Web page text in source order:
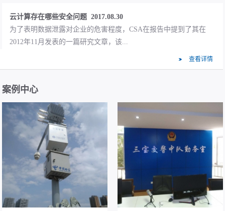
云计算存在哪些安全问题 2017.08.30
为了表明数据泄露对企业的危害程度，CSA在报告中提到了其在
2012年11月发表的一篇研究文章，该...
增长，根据思科预测，全球数据中心...
网络安全法实施指南 2017.08.30
《网络安全法实施指南》 前言 随着我国信息化建设的不断推进和
互联网应用的日趋普及，网络安全问...
在网络视频监控中，丢包、卡顿、延时是最让人头痛的问题，这个
现象往往是由于方案设计不合理、交...
福贡县公安局PDT项目中标 2017.08.16
查看详情
案例中心